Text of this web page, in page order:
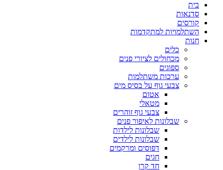
בית
סדנאות
קורסים
השתלמויות למתקדמות
חנות
כלים
מכחולים לציורי פנים
ספוגים
ערכות משתלמות
צבעי גוף על בסיס מים
אטום
מטאלי
צבעי גוף זוהרים
שבלונות לאיפור פנים
שבלונות לילדות
שבלונות לילדים
דפוסים ומרקמים
חגים
חד קרן